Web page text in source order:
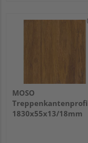
MOSO
1830x55x13/18mm